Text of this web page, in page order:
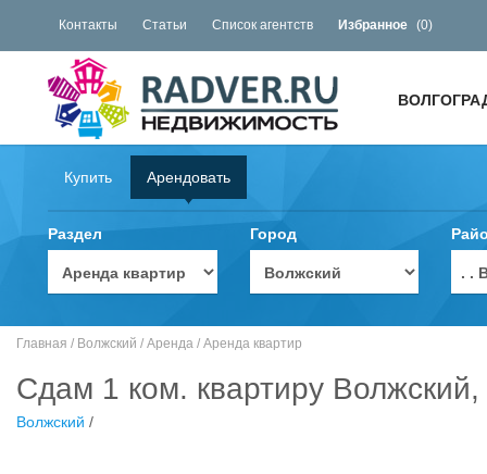
Контакты Статьи Список агентств Избранное (0)
Купить Арендовать
Раздел Город
. .
Главная / Волжский / Аренда / Аренда квартир
Сдам 1 ком. квартиру
Волжский /